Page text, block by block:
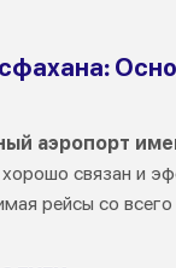
аэропорт
хорошо связан и
рейсы со